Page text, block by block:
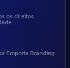
os direitos
Empória Branding.